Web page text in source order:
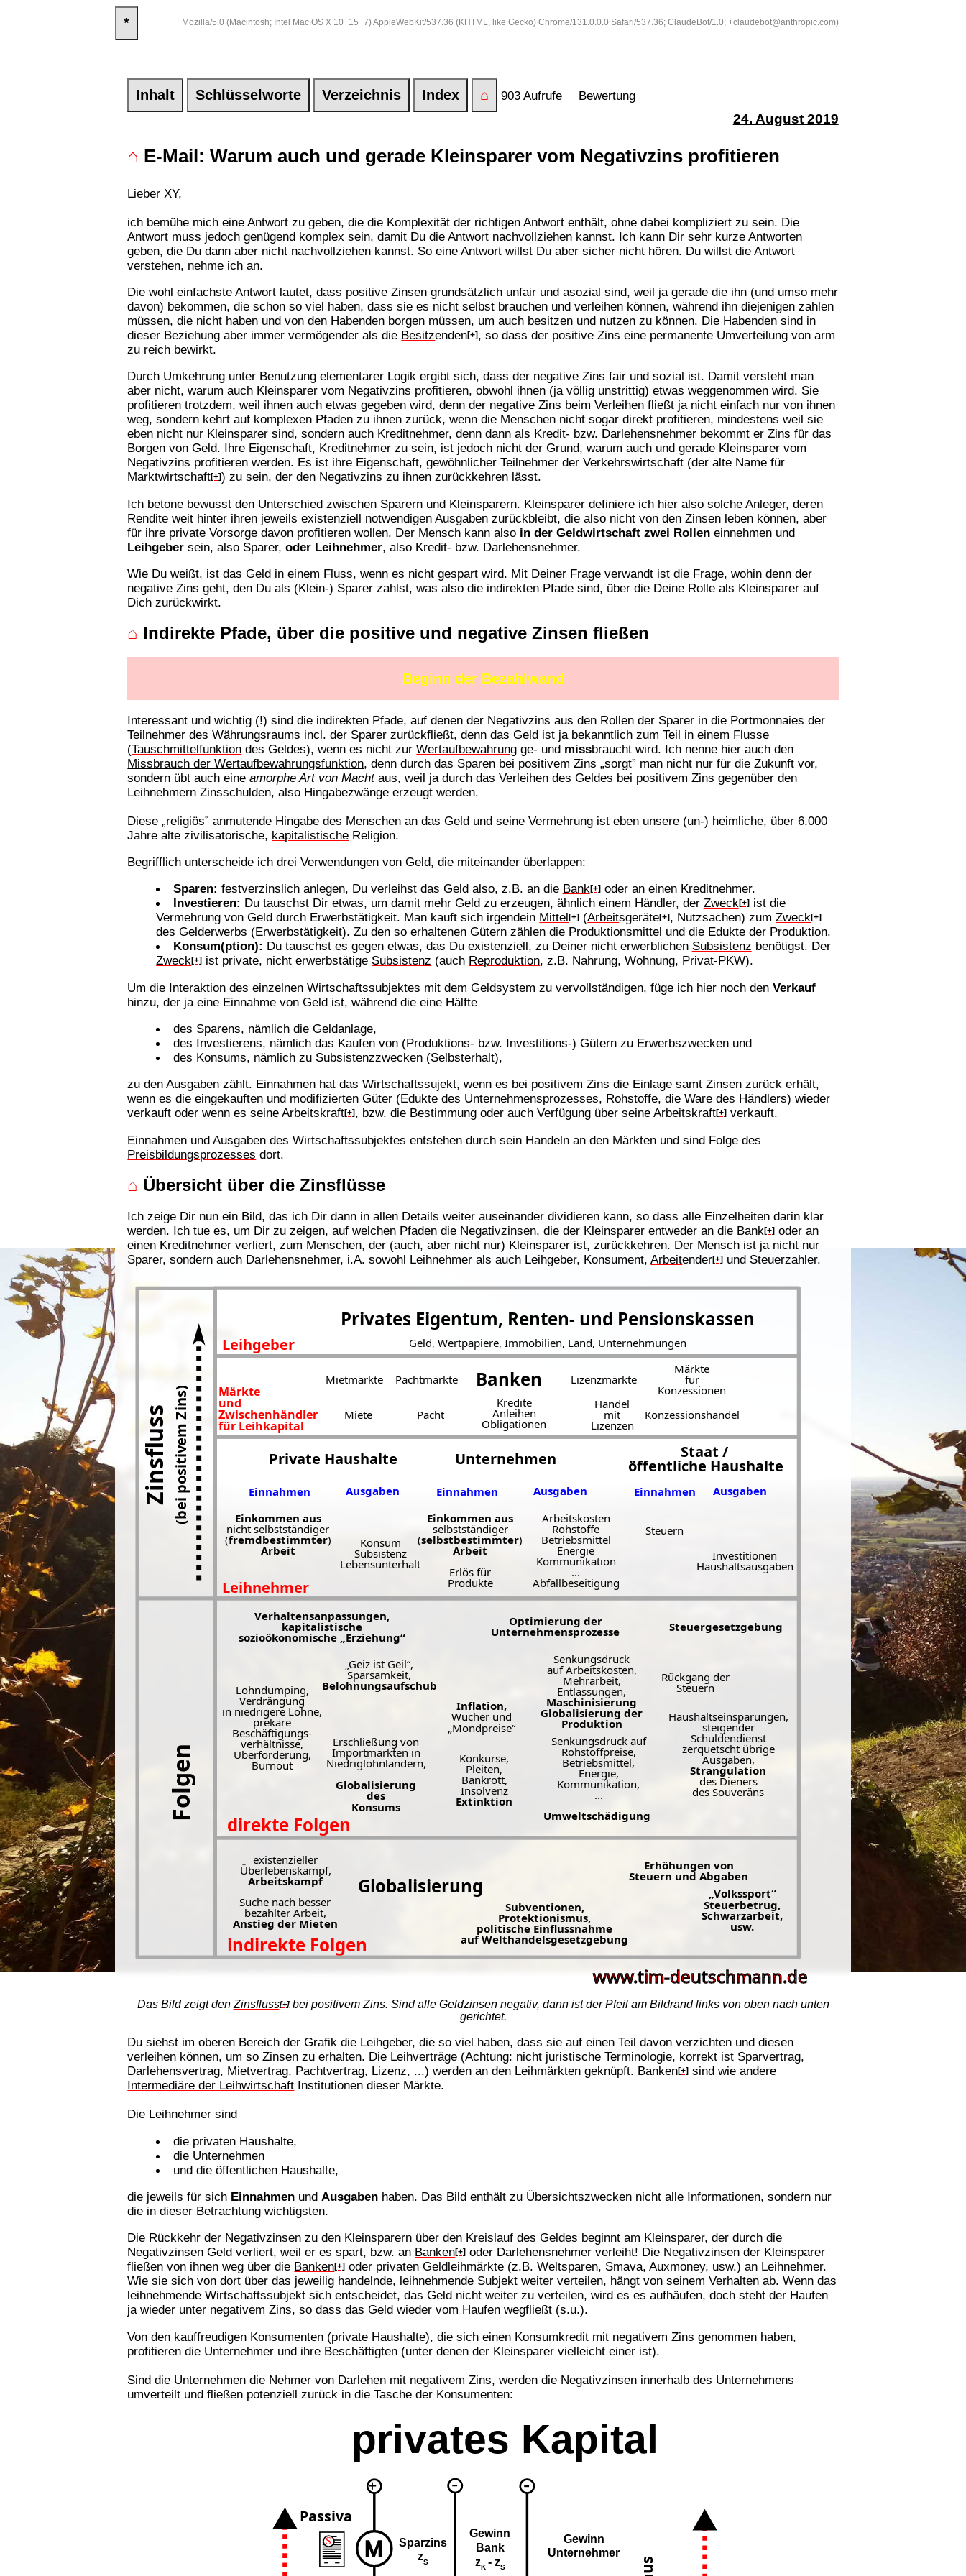
* Mozilla/5.0 (Macintosh; Intel Mac OS X 10_15_7) AppleWebKit/537.36 (KHTML, like Gecko) Chrome/131.0.0.0 Safari/537.36; ClaudeBot/1.0; +claudebot@anthropic.com)
Inhalt Schlüsselworte Verzeichnis Index ⌂ 903 Aufrufe Bewertung
24. August 2019
⌂ E-Mail: Warum auch und gerade Kleinsparer vom Negativzins profitieren
Lieber XY,
ich bemühe mich eine Antwort zu geben, die die Komplexität der richtigen Antwort enthält, ohne dabei kompliziert zu sein. Die
Antwort muss jedoch genügend komplex sein, damit Du die Antwort nachvollziehen kannst. Ich kann Dir sehr kurze Antworten
geben, die Du dann aber nicht nachvollziehen kannst. So eine Antwort willst Du aber sicher nicht hören. Du willst die Antwort
verstehen, nehme ich an.
Die wohl einfachste Antwort lautet, dass positive Zinsen grundsätzlich unfair und asozial sind, weil ja gerade die ihn (und umso mehr
davon) bekommen, die schon so viel haben, dass sie es nicht selbst brauchen und verleihen können, während ihn diejenigen zahlen
müssen, die nicht haben und von den Habenden borgen müssen, um auch besitzen und nutzen zu können. Die Habenden sind in
dieser Beziehung aber immer vermögender als die Besitzenden[+] , so dass der positive Zins eine permanente Umverteilung von arm
zu reich bewirkt.
Durch Umkehrung unter Benutzung elementarer Logik ergibt sich, dass der negative Zins fair und sozial ist. Damit versteht man
aber nicht, warum auch Kleinsparer vom Negativzins profitieren, obwohl ihnen (ja völlig unstrittig) etwas weggenommen wird. Sie
profitieren trotzdem,weil ihnen auch etwas gegeben wird, denn der negative Zins beim Verleihen fließt ja nicht einfach nur von ihnen
weg, sondern kehrt auf komplexen Pfaden zu ihnen zurück, wenn die Menschen nicht sogar direkt profitieren, mindestens weil sie
eben nicht nur Kleinsparer sind, sondern auch Kreditnehmer, denn dann als Kredit- bzw. Darlehensnehmer bekommt er Zins für das
Borgen von Geld. Ihre Eigenschaft, Kreditnehmer zu sein, ist jedoch nicht der Grund, warum auch und gerade Kleinsparer vom
Negativzins profitieren werden. Es ist ihre Eigenschaft, gewöhnlicher Teilnehmer der Verkehrswirtschaft (der alte Name für
Marktwirtschaft[+]) zu sein, der den Negativzins zu ihnen zurückkehren lässt.
Ich betone bewusst den Unterschied zwischen Sparern und Kleinsparern. Kleinsparer definiere ich hier also solche Anleger, deren
Rendite weit hinter ihren jeweils existenziell notwendigen Ausgaben zurückbleibt, die also nicht von den Zinsen leben können, aber
für ihre private Vorsorge davon profitieren wollen. Der Mensch kann also in der Geldwirtschaft zwei Rollen einnehmen und
Leihgeber sein, also Sparer,oder Leihnehmer, also Kredit- bzw. Darlehensnehmer.
Wie Du weißt, ist das Geld in einem Fluss, wenn es nicht gespart wird. Mit Deiner Frage verwandt ist die Frage, wohin denn der
negative Zins geht, den Du als (Klein-) Sparer zahlst, was also die indirekten Pfade sind, über die Deine Rolle als Kleinsparer auf
Dich zurückwirkt.
⌂ Indirekte Pfade, über die positive und negative Zinsen fließen
Beginn der Bezahlwand
Interessant und wichtig (!) sind die indirekten Pfade, auf denen der Negativzins aus den Rollen der Sparer in die Portmonnaies der
Teilnehmer des Währungsraums incl. der Sparer zurückfließt, denn das Geld ist ja bekanntlich zum Teil in einem Flusse
(Tauschmittelfunktion des Geldes), wenn es nicht zurWertaufbewahrung ge- und missbraucht wird. Ich nenne hier auch den
Missbrauch der Wertaufbewahrungsfunktion, denn durch das Sparen bei positivem Zins „sorgt” man nicht nur für die Zukunft vor,
sondern übt auch eineamorphe Art von Machtaus, weil ja durch das Verleihen des Geldes bei positivem Zins gegenüber den
Leihnehmern Zinsschulden, also Hingabezwänge erzeugt werden.
Diese „religiös” anmutende Hingabe des Menschen an das Geld und seine Vermehrung ist eben unsere (un-) heimliche, über 6.000
Jahre alte zivilisatorische, kapitalistische Religion.
Begrifflich unterscheide ich drei Verwendungen von Geld, die miteinander überlappen:
Sparen: festverzinslich anlegen, Du verleihst das Geld also, z.B. an die Bank[+]oder an einen Kreditnehmer.
Investieren: Du tauschst Dir etwas, um damit mehr Geld zu erzeugen, ähnlich einem Händler, der Zweck[+]ist die
Vermehrung von Geld durch Erwerbstätigkeit. Man kauft sich irgendein Mittel[+] (Arbeitsgeräte[+] , Nutzsachen) zumZweck[+]
des Gelderwerbs (Erwerbstätigkeit). Zu den so erhaltenen Gütern zählen die Produktionsmittel und die Edukte der Produktion.
Konsum(ption): Du tauschst es gegen etwas, das Du existenziell, zu Deiner nicht erwerblichen Subsistenz benötigst. Der
Zweck[+] ist private, nicht erwerbstätige Subsistenz (auch Reproduktion, z.B. Nahrung, Wohnung, Privat-PKW).
Um die Interaktion des einzelnen Wirtschaftssubjektes mit dem Geldsystem zu vervollständigen, füge ich hier noch denVerkauf
hinzu, der ja eine Einnahme von Geld ist, während die eine Hälfte
des Sparens, nämlich die Geldanlage,
des Investierens, nämlich das Kaufen von (Produktions- bzw. Investitions-) Gütern zu Erwerbszwecken und
des Konsums, nämlich zu Subsistenzzwecken (Selbsterhalt),
zu den Ausgaben zählt. Einnahmen hat das Wirtschaftssujekt, wenn es bei positivem Zins die Einlage samt Zinsen zurück erhält,
wenn es die eingekauften und modifizierten Güter (Edukte des Unternehmensprozesses, Rohstoffe, die Ware des Händlers) wieder
verkauft oder wenn es seineArbeitskraft[+] , bzw. die Bestimmung oder auch Verfügung über seineArbeitskraft[+] verkauft.
Einnahmen und Ausgaben des Wirtschaftssubjektes entstehen durch sein Handeln an den Märkten und sind Folge des
Preisbildungsprozesses dort.
⌂ Übersicht über die Zinsflüsse
Ich zeige Dir nun ein Bild, das ich Dir dann in allen Details weiter auseinander dividieren kann, so dass alle Einzelheiten darin klar
werden. Ich tue es, um Dir zu zeigen, auf welchen Pfaden die Negativzinsen, die der Kleinsparer entweder an die Bank[+] oder an
einen Kreditnehmer verliert, zum Menschen, der (auch, aber nicht nur) Kleinsparer ist, zurückkehren. Der Mensch ist ja nicht nur
Sparer, sondern auch Darlehensnehmer, i.A. sowohl Leihnehmer als auch Leihgeber, Konsument,Arbeitender[+] und Steuerzahler.
Das Bild zeigt den Zinsfluss[+]bei positivem Zins. Sind alle Geldzinsen negativ, dann ist der Pfeil am Bildrand links von oben nach unten
gerichtet.
Du siehst im oberen Bereich der Grafik die Leihgeber, die so viel haben, dass sie auf einen Teil davon verzichten und diesen
verleihen können, um so Zinsen zu erhalten. Die Leihverträge (Achtung: nicht juristische Terminologie, korrekt ist Sparvertrag,
Darlehensvertrag, Mietvertrag, Pachtvertrag, Lizenz, ...) werden an den Leihmärkten geknüpft. Banken[+] sind wie andere
Intermediäre der Leihwirtschaft Institutionen dieser Märkte.
Die Leihnehmer sind
die privaten Haushalte,
die Unternehmen
und die öffentlichen Haushalte,
die jeweils für sich Einnahmen undAusgaben haben. Das Bild enthält zu Übersichtszwecken nicht alle Informationen, sondern nur
die in dieser Betrachtung wichtigsten.
Die Rückkehr der Negativzinsen zu den Kleinsparern über den Kreislauf des Geldes beginnt am Kleinsparer, der durch die
Negativzinsen Geld verliert, weil er es spart, bzw. an Banken[+] oder Darlehensnehmer verleiht! Die Negativzinsen der Kleinsparer
fließen von ihnen weg über die Banken[+] oder privaten Geldleihmärkte (z.B. Weltsparen, Smava, Auxmoney, usw.) an Leihnehmer.
Wie sie sich von dort über das jeweilig handelnde, leihnehmende Subjekt weiter verteilen, hängt von seinem Verhalten ab. Wenn das
leihnehmende Wirtschaftssubjekt sich entscheidet, das Geld nicht weiter zu verteilen, wird es es aufhäufen, doch steht der Haufen
ja wieder unter negativem Zins, so dass das Geld wieder vom Haufen wegfließt (s.u.).
Von den kauffreudigen Konsumenten (private Haushalte), die sich einen Konsumkredit mit negativem Zins genommen haben,
profitieren die Unternehmer und ihre Beschäftigten (unter denen der Kleinsparer vielleicht einer ist).
Sind die Unternehmen die Nehmer von Darlehen mit negativem Zins, werden die Negativzinsen innerhalb des Unternehmens
umverteilt und fließen potenziell zurück in die Tasche der Konsumenten: